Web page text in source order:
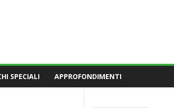
SPECIALI APPROFONDIMENTI